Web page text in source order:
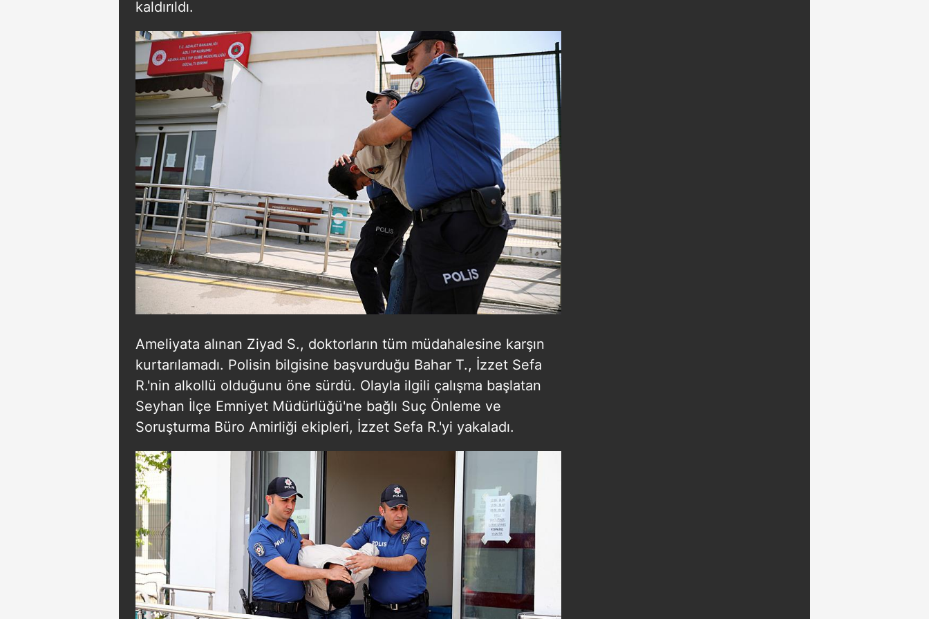
mevzuata uygun olarak kullanılan çerezlerle ilgili bilgi almak için lütfen
kaldırıldı.
Ameliyata alınan Ziyad S., doktorların tüm müdahalesine karşın
kurtarılamadı. Polisin bilgisine başvurduğu Bahar T., İzzet Sefa
R.'nin alkollü olduğunu öne sürdü. Olayla ilgili çalışma başlatan
Seyhan İlçe Emniyet Müdürlüğü'ne bağlı Suç Önleme ve
Soruşturma Büro Amirliği ekipleri, İzzet Sefa R.'yi yakaladı.